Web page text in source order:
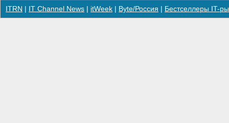
ITRN IT Channel News itWeek Byte/Россия Бестселлеры IT-